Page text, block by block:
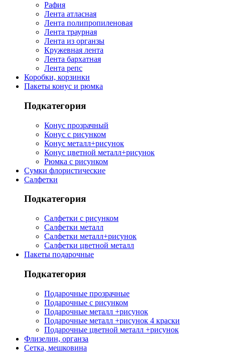
Рафия
Лента атласная
Лента полипропиленовая
Лента траурная
Лента из органзы
Кружевная лента
Лента бархатная
Лента репс
Коробки, корзинки
Пакеты конус и рюмка
Подкатегория
Конус прозрачный
Конус с рисунком
Конус металл+рисунок
Конус цветной металл+рисунок
Рюмка с рисунком
Сумки флористические
Салфетки
Подкатегория
Салфетки с рисунком
Салфетки металл
Салфетки металл+рисунок
Салфетки цветной металл
Пакеты подарочные
Подкатегория
Подарочные прозрачные
Подарочные с рисунком
Подарочные металл +рисунок
Подарочные металл +рисунок 4 краски
Подарочные цветной металл +рисунок
Флизелин, органза
Сетка, мешковина